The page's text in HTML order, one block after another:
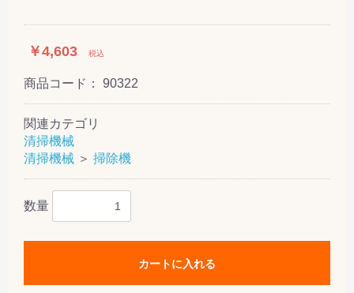
￥4,603 税込
商品コード： 90322
関連カテゴリ
清掃機械
清掃機械 ＞ 掃除機
数量
カートに入れる